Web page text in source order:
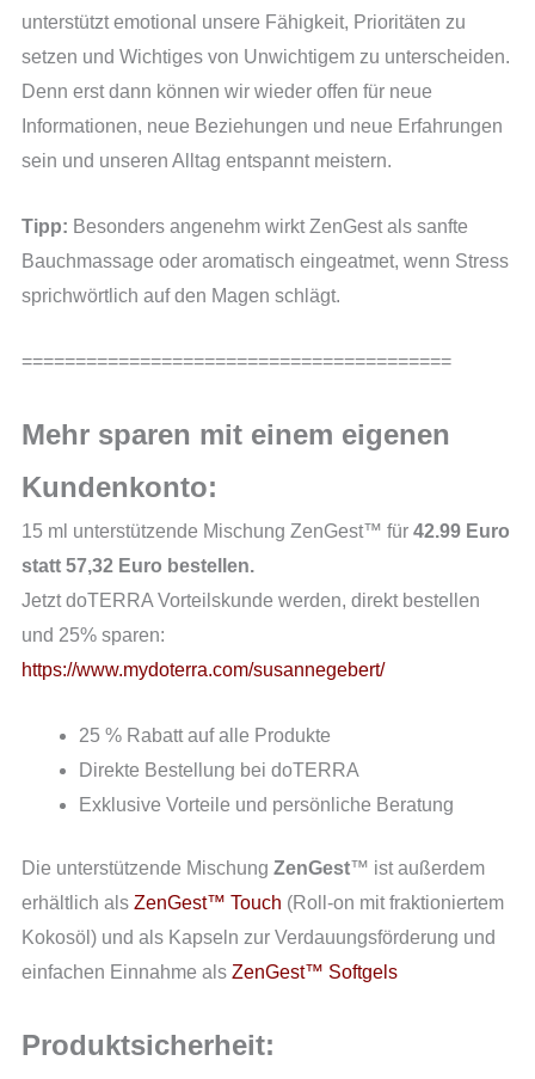
unterstützt emotional unsere Fähigkeit, Prioritäten zu
setzen und Wichtiges von Unwichtigem zu unterscheiden.
Denn erst dann können wir wieder offen für neue
Informationen, neue Beziehungen und neue Erfahrungen
sein und unseren Alltag entspannt meistern.
Tipp: Besonders angenehm wirkt ZenGest als sanfte
Bauchmassage oder aromatisch eingeatmet, wenn Stress
sprichwörtlich auf den Magen schlägt.
========================================
Mehr sparen mit einem eigenen
Kundenkonto:
15 ml unterstützende Mischung ZenGest™ für42.99 Euro
statt 57,32 Euro bestellen.
Jetzt doTERRA Vorteilskunde werden, direkt bestellen
und 25% sparen:
https://www.mydoterra.com/susannegebert/
25 % Rabatt auf alle Produkte
Direkte Bestellung bei doTERRA
Exklusive Vorteile und persönliche Beratung
Die unterstützende MischungZenGest™ ist außerdem
erhältlich alsZenGest™ Touch (Roll-on mit fraktioniertem
Kokosöl) und als Kapseln zur Verdauungsförderung und
einfachen Einnahme alsZenGest™ Softgels
Produktsicherheit: